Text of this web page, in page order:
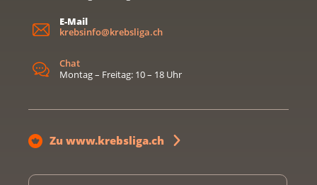
E-Mail
krebsinfo@krebsliga.ch
Chat
Montag – Freitag: 10 – 18 Uhr
Zu www.krebsliga.ch